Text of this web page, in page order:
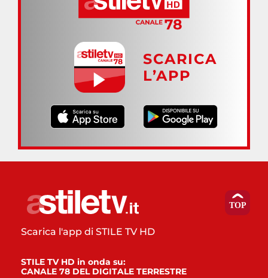
SCARICA
L’APP
Scarica l'app di STILE TV HD
STILE TV HD in onda su:
CANALE 78 DEL DIGITALE TERRESTRE